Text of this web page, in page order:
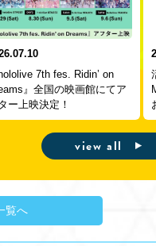
hololive 7th fes. Ridin’ on
』全国の映画館にてア
ー上映決定！
view all
覧へ